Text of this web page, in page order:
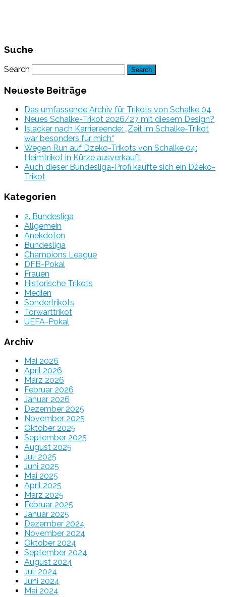
Suche
Search
Neueste Beiträge
Das umfassende Archiv für Trikots von Schalke 04
Neues Schalke-Trikot 2026/27 mit diesem Design?
Islacker nach Karriereende: „Zeit im Schalke-Trikot
war besonders für mich“
Wegen Run auf Dzeko-Trikots von Schalke 04:
Heimtrikot in Kürze ausverkauft
Auch dieser Bundesliga-Profi kaufte sich ein Džeko-
Trikot
Kategorien
2. Bundesliga
Allgemein
Anekdoten
Bundesliga
Champions League
DFB-Pokal
Frauen
Historische Trikots
Medien
Sondertrikots
Torwarttrikot
UEFA-Pokal
Archiv
Mai 2026
April 2026
März 2026
Februar 2026
Januar 2026
Dezember 2025
November 2025
Oktober 2025
September 2025
August 2025
Juli 2025
Juni 2025
Mai 2025
April 2025
März 2025
Februar 2025
Januar 2025
Dezember 2024
November 2024
Oktober 2024
September 2024
August 2024
Juli 2024
Juni 2024
Mai 2024